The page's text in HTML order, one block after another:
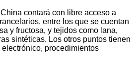
contará con libre acceso a
entre los que se cuentan
y fructosa, y tejidos como lana,
sintéticas. Los otros puntos tienen
procedimientos